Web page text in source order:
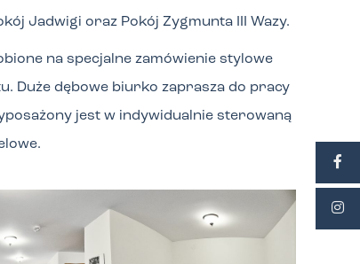
Jadwigi oraz Pokój Zygmunta III Wazy.
na specjalne zamówienie stylowe
Duże dębowe biurko zaprasza do pracy
jest w indywidualnie sterowaną